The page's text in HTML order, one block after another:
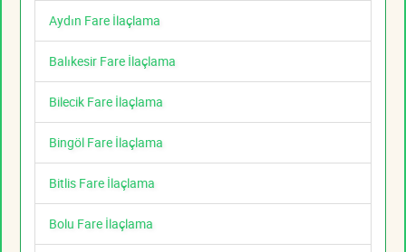
Aydın Fare İlaçlama
Balıkesir Fare İlaçlama
Bilecik Fare İlaçlama
Bingöl Fare İlaçlama
Bitlis Fare İlaçlama
Bolu Fare İlaçlama